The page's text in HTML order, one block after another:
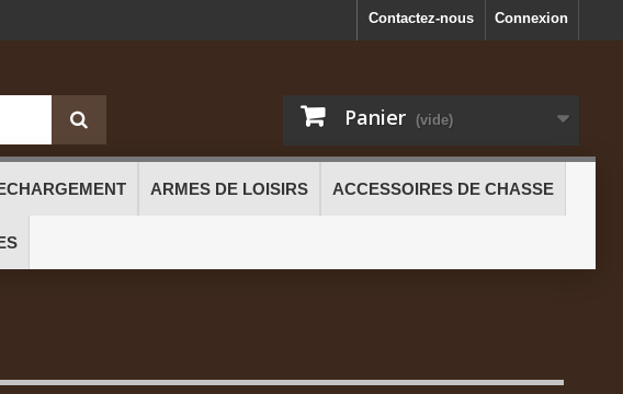
Connexion
Contactez-nous
Panier (vide)
ARMES DE LOISIRS ACCESSOIRES DE CHASSE